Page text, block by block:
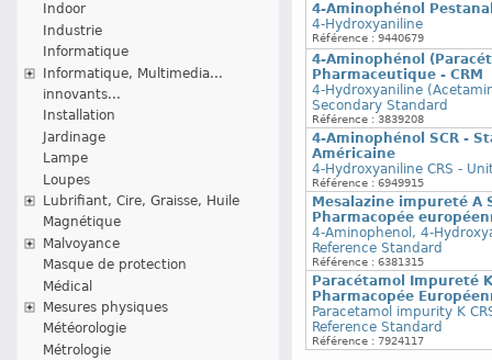
Indoor
Industrie
Informatique
Informatique, Multimedia...
innovants...
Installation
Jardinage
Lampe
Loupes
Lubrifiant, Cire, Graisse, Huile
Magnétique
Malvoyance
Masque de protection
Médical
Mesures physiques
Météorologie
Métrologie
4-Aminophénol
4-Hydroxyaniline
Référence : 9440679
4-Aminophénol
Pharmaceutique - CRM
4-Hydroxyaniline
Secondary Standard
Référence : 3839208
4-Aminophénol SCR -
Américaine
4-Hydroxyaniline CRS -
Référence : 6949915
Mesalazine impureté A
Pharmacopée
4-Aminophenol, 4-
Reference Standard
Référence : 6381315
Paracétamol Impureté
Pharmacopée
Paracetamol impurity K
Reference Standard
Référence : 7924117